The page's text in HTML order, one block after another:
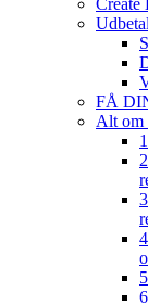
Create
FÅ
Alt om